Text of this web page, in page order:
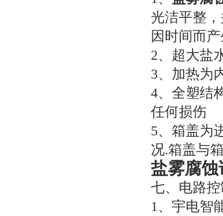
光洁平整
因时间而
2、超大盐
3、加热为
4、全塑结
任何损伤
5、箱盖为
况.箱盖与
盐雾腐
七、电路
1、宇电智